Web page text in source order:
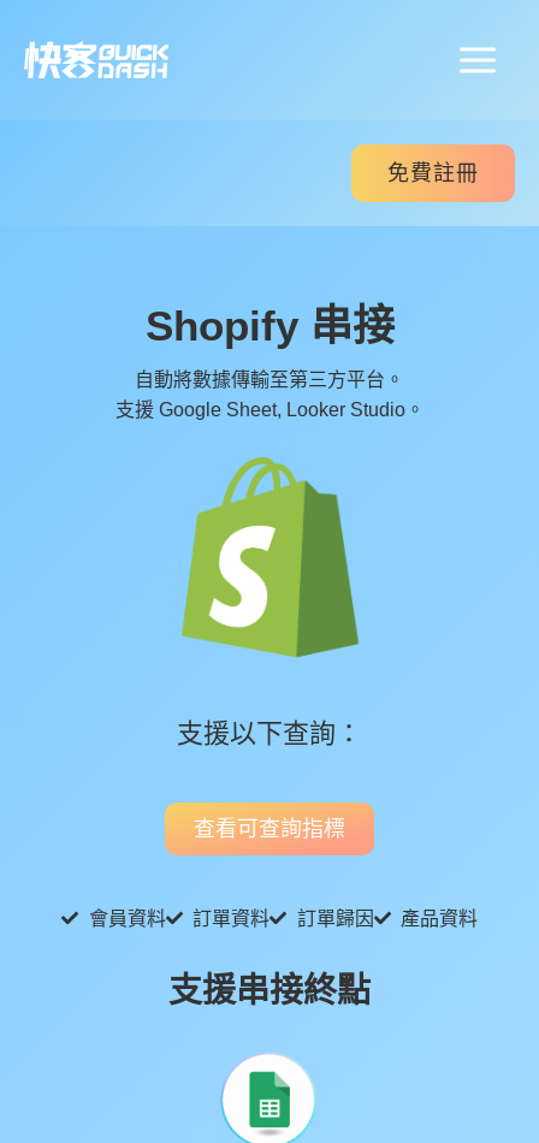
免費註冊
Shopify 串接
自動將數據傳輸至第三方平台。
支援 Google Sheet, Looker Studio。
支援以下查詢：
查看可查詢指標
會員資料 訂單資料 訂單歸因 產品資料
支援串接終點